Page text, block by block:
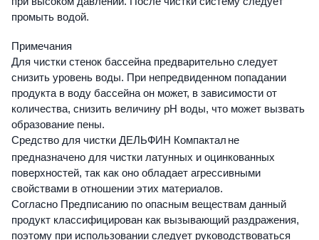
промыть водой.
Примечания
Для чистки стенок бассейна предварительно следует
снизить уровень воды. При непредвиденном попадании
продукта в воду бассейна он может, в зависимости от
количества, снизить величину рН воды, что может вызвать
образование пены.
Средство для чистки ДЕЛЬФИН Компактал не
предназначено для чистки латунных и оцинкованных
поверхностей, так как оно обладает агрессивными
свойствами в отношении этих материалов.
Согласно Предписанию по опасным веществам данный
продукт классифицирован как вызывающий раздражения,
поэтому при использовании следует руководствоваться